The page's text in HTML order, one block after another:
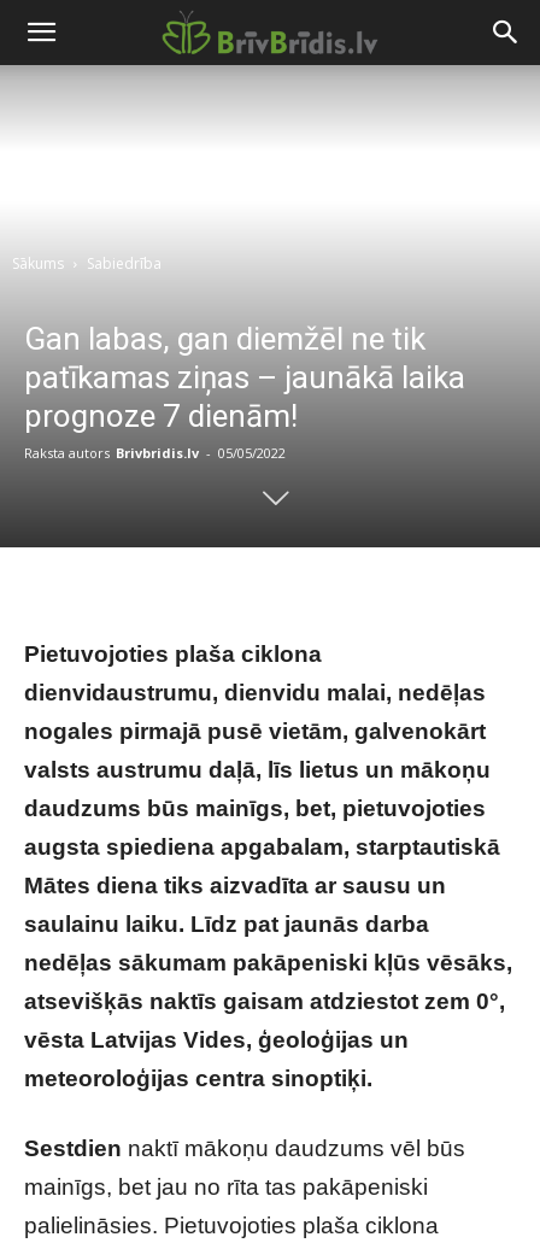
Sākums Sabiedrība
Gan labas, gan diemžēl ne tik
patīkamas ziņas – jaunākā laika
prognoze 7 dienām!
Raksta autors Brivbridis.lv - 05/05/2022
Pietuvojoties plaša ciklona
dienvidaustrumu, dienvidu malai, nedēļas
nogales pirmajā pusē vietām, galvenokārt
valsts austrumu daļā, līs lietus un mākoņu
daudzums būs mainīgs, bet, pietuvojoties
augsta spiediena apgabalam, starptautiskā
Mātes diena tiks aizvadīta ar sausu un
saulainu laiku. Līdz pat jaunās darba
nedēļas sākumam pakāpeniski kļūs vēsāks,
atsevišķās naktīs gaisam atdziestot zem 0°,
vēsta Latvijas Vides, ģeoloģijas un
meteoroloģijas centra sinoptiķi.
Sestdien naktī mākoņu daudzums vēl būs
mainīgs, bet jau no rīta tas pakāpeniski
palielināsies. Pietuvojoties plaša ciklona